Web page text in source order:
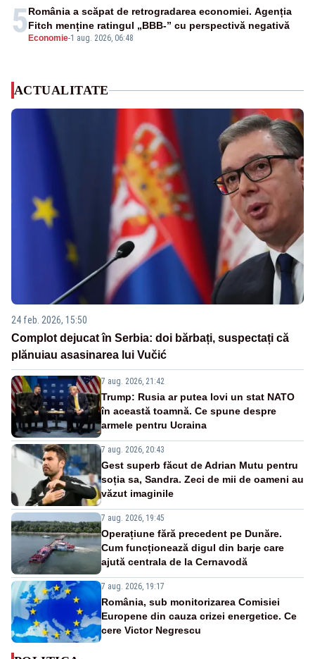
5 Economie-1 aug. 2026, 06:48
România a scăpat de retrogradarea economiei. Agenția
Fitch menține ratingul „BBB-” cu perspectivă negativă
ACTUALITATE
24 feb. 2026, 15:50
Complot dejucat în Serbia: doi bărbați, suspectați că
plănuiau asasinarea lui Vučić
7 aug. 2026, 21:42
Trump: Rusia ar putea lovi un stat NATO
în această toamnă. Ce spune despre
armele pentru Ucraina
7 aug. 2026, 20:43
Gest superb făcut de Adrian Mutu pentru
soția sa, Sandra. Zeci de mii de oameni au
văzut imaginile
7 aug. 2026, 19:45
Operațiune fără precedent pe Dunăre.
Cum funcționează digul din barje care
ajută centrala de la Cernavodă
7 aug. 2026, 19:17
România, sub monitorizarea Comisiei
Europene din cauza crizei energetice. Ce
cere Victor Negrescu